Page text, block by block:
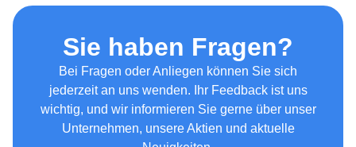
Sie haben Fragen?
Bei Fragen oder Anliegen können Sie sich
jederzeit an uns wenden. Ihr Feedback ist uns
wichtig, und wir informieren Sie gerne über unser
Unternehmen, unsere Aktien und aktuelle